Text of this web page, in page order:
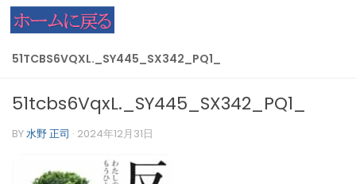
コンテンツへスキップ
51TCBS6VQXL._SY445_SX342_PQ1_
51tcbs6VqxL._SY445_SX342_PQ1_
BY水野 正司 · 2024年12月31日